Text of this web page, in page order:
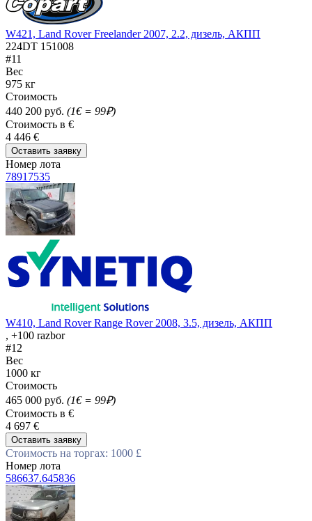
W421, Land Rover Freelander 2007, 2.2, дизель, АКПП
224DT 151008
#11
Вес
975 кг
Стоимость
440 200 руб. (1€ = 99₽)
Стоимость в €
4 446 €
Оставить заявку
Номер лота
78917535
W410, Land Rover Range Rover 2008, 3.5, дизель, АКПП
, +100 razbor
#12
Вес
1000 кг
Стоимость
465 000 руб. (1€ = 99₽)
Стоимость в €
4 697 €
Оставить заявку
Стоимость на торгах: 1000 £
Номер лота
586637.645836